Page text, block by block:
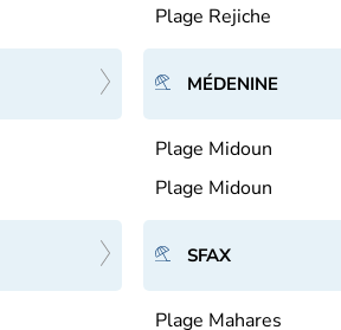
Plage Rejiche
MÉDENINE
Plage Midoun
Plage Midoun
SFAX
Plage Mahares